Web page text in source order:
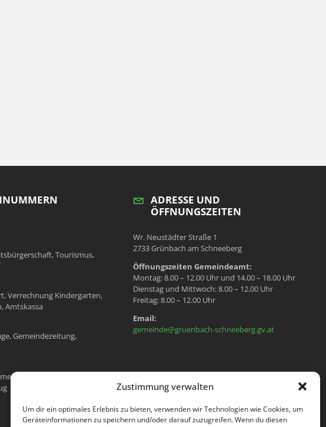
Zustimmung verwalten
Um dir ein optimales Erlebnis zu bieten, verwenden wir Technologien wie Cookies, um
Geräteinformationen zu speichern und/oder darauf zuzugreifen. Wenn du diesen
Tourismus,
Verrechnung Kindergarten,
Amtskassa
Gemeindezeitung,
Meldeamt,
ADRESSE UND
ÖFFNUNGSZEITEN
Wr. Neustädter Straße 1
2733 Grünbach am Schneeberg
Öffnungszeiten Gemeindeamt:
Montag: 8.00 – 12.00 Uhr und 14.00 – 18.00 Uhr
Dienstag und Mittwoch: 8.00 – 12.00 Uhr
Freitag: 8.00 – 12.00 Uhr
Email:
gemeinde@gruenbach-schneeberg.gv.at